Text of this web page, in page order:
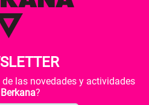
las novedades y actividades
Berkana?